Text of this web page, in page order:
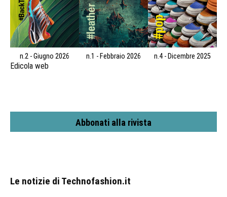
n.2 - Giugno 2026 n.1 - Febbraio 2026 n.4 - Dicembre 2025
Edicola web
Abbonati alla rivista
Le notizie di Technofashion.it